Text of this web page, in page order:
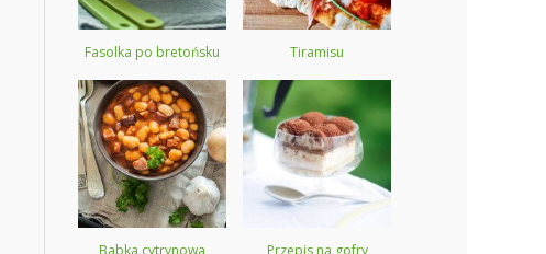
Fasolka po bretońsku Tiramisu
Babka cytrynowa Przepis na gofry